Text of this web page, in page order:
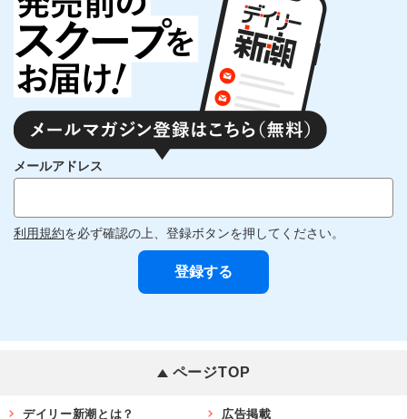
メールアドレス
利用規約を必ず確認の上、登録ボタンを押してください。
ページTOP
デイリー新潮とは？ 広告掲載